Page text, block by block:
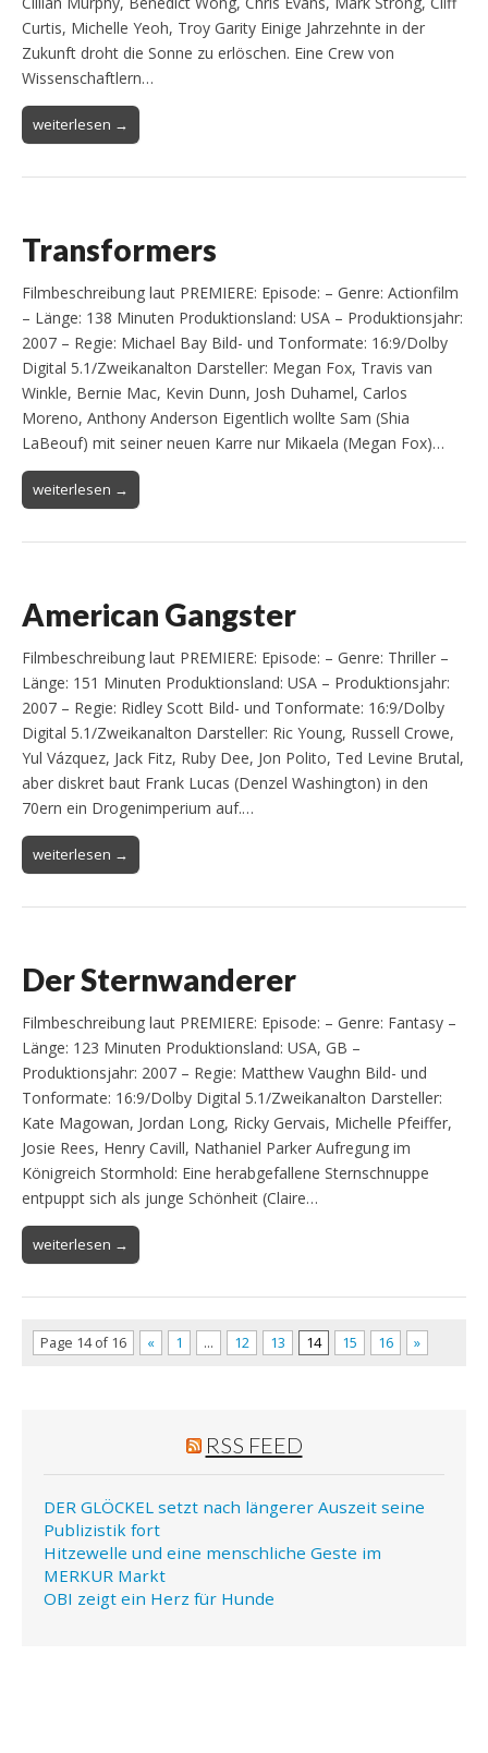
Curtis, Michelle Yeoh, Troy Garity Einige Jahrzehnte in der
Zukunft droht die Sonne zu erlöschen. Eine Crew von
Wissenschaftlern…
weiterlesen →
Transformers
Filmbeschreibung laut PREMIERE: Episode: – Genre: Actionfilm
– Länge: 138 Minuten Produktionsland: USA – Produktionsjahr:
2007 – Regie: Michael Bay Bild- und Tonformate: 16:9/Dolby
Digital 5.1/Zweikanalton Darsteller: Megan Fox, Travis van
Winkle, Bernie Mac, Kevin Dunn, Josh Duhamel, Carlos
Moreno, Anthony Anderson Eigentlich wollte Sam (Shia
LaBeouf) mit seiner neuen Karre nur Mikaela (Megan Fox)…
weiterlesen →
American Gangster
Filmbeschreibung laut PREMIERE: Episode: – Genre: Thriller –
Länge: 151 Minuten Produktionsland: USA – Produktionsjahr:
2007 – Regie: Ridley Scott Bild- und Tonformate: 16:9/Dolby
Digital 5.1/Zweikanalton Darsteller: Ric Young, Russell Crowe,
Yul Vázquez, Jack Fitz, Ruby Dee, Jon Polito, Ted Levine Brutal,
aber diskret baut Frank Lucas (Denzel Washington) in den
70ern ein Drogenimperium auf.…
weiterlesen →
Der Sternwanderer
Filmbeschreibung laut PREMIERE: Episode: – Genre: Fantasy –
Länge: 123 Minuten Produktionsland: USA, GB –
Produktionsjahr: 2007 – Regie: Matthew Vaughn Bild- und
Tonformate: 16:9/Dolby Digital 5.1/Zweikanalton Darsteller:
Kate Magowan, Jordan Long, Ricky Gervais, Michelle Pfeiffer,
Josie Rees, Henry Cavill, Nathaniel Parker Aufregung im
Königreich Stormhold: Eine herabgefallene Sternschnuppe
entpuppt sich als junge Schönheit (Claire…
weiterlesen →
Page 14 of 16 « 1 … 12 13 14 15 16 »
RSS FEED
DER GLÖCKEL setzt nach längerer Auszeit seine
Publizistik fort
Hitzewelle und eine menschliche Geste im
MERKUR Markt
OBI zeigt ein Herz für Hunde